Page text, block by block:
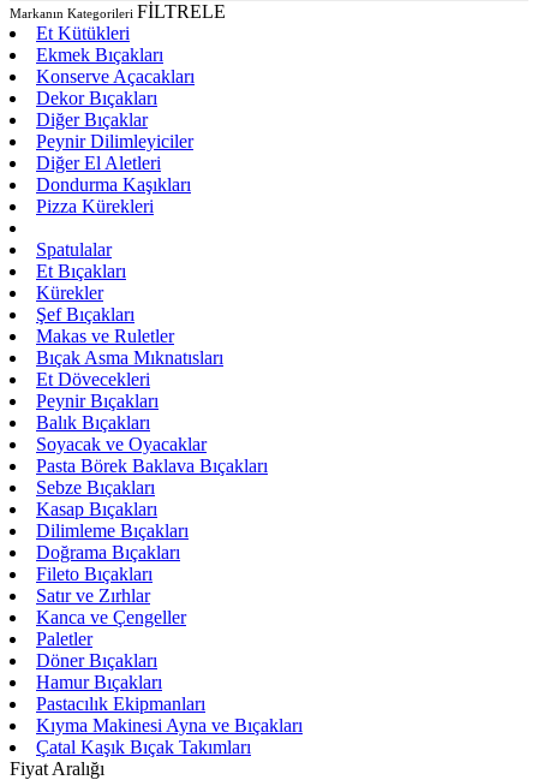
Markanın Kategorileri FİLTRELE
Et Kütükleri
Ekmek Bıçakları
Konserve Açacakları
Dekor Bıçakları
Diğer Bıçaklar
Peynir Dilimleyiciler
Diğer El Aletleri
Dondurma Kaşıkları
Pizza Kürekleri
Spatulalar
Et Bıçakları
Kürekler
Şef Bıçakları
Makas ve Ruletler
Bıçak Asma Mıknatısları
Et Dövecekleri
Peynir Bıçakları
Balık Bıçakları
Soyacak ve Oyacaklar
Pasta Börek Baklava Bıçakları
Sebze Bıçakları
Kasap Bıçakları
Dilimleme Bıçakları
Doğrama Bıçakları
Fileto Bıçakları
Satır ve Zırhlar
Kanca ve Çengeller
Paletler
Döner Bıçakları
Hamur Bıçakları
Pastacılık Ekipmanları
Kıyma Makinesi Ayna ve Bıçakları
Çatal Kaşık Bıçak Takımları
Fiyat Aralığı